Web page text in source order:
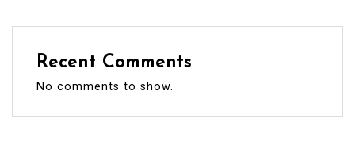
Recent Comments
No comments to show.